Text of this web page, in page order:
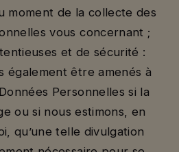
moment de la collecte des
vous concernant ;
et de sécurité :
également être amenés à
Personnelles si la
ou si nous estimons, en
qu’une telle divulgation